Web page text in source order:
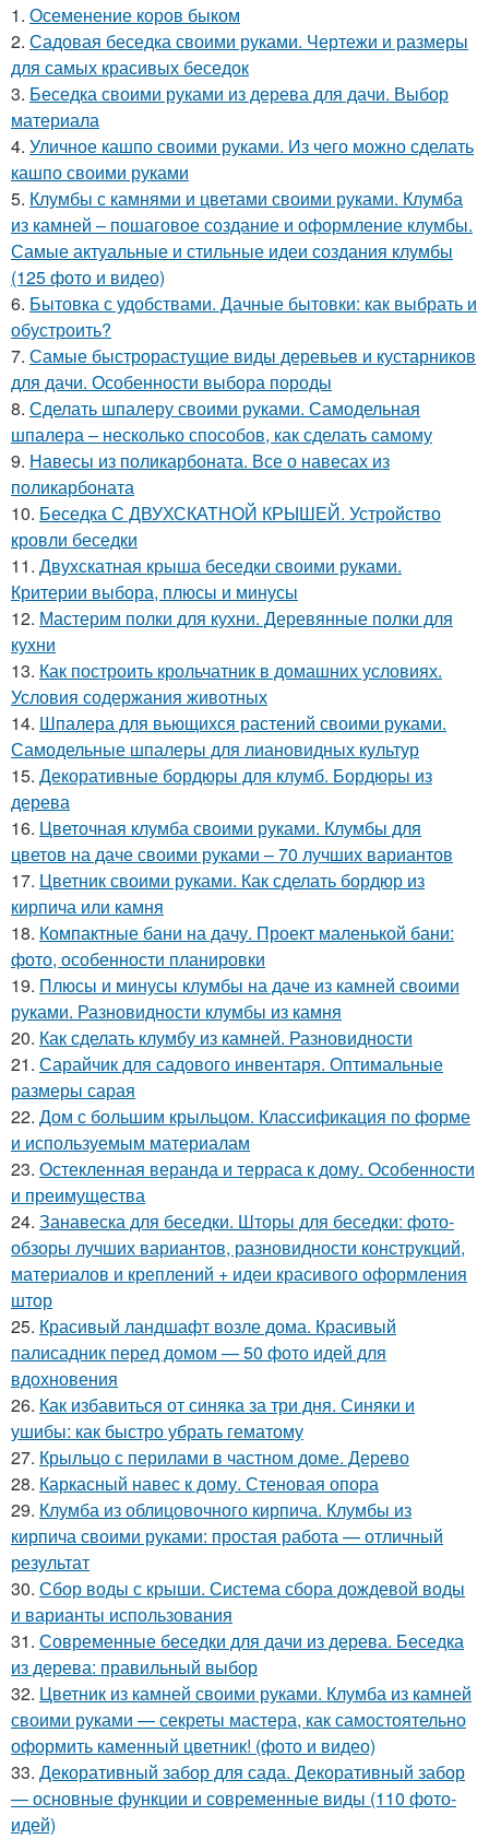
1. Осеменение коров быком
2. Садовая беседка своими руками. Чертежи и размеры
для самых красивых беседок
3. Беседка своими руками из дерева для дачи. Выбор
материала
4. Уличное кашпо своими руками. Из чего можно сделать
кашпо своими руками
5. Клумбы с камнями и цветами своими руками. Клумба
из камней – пошаговое создание и оформление клумбы.
Самые актуальные и стильные идеи создания клумбы
(125 фото и видео)
6. Бытовка с удобствами. Дачные бытовки: как выбрать и
обустроить?
7. Самые быстрорастущие виды деревьев и кустарников
для дачи. Особенности выбора породы
8. Сделать шпалеру своими руками. Самодельная
шпалера – несколько способов, как сделать самому
9. Навесы из поликарбоната. Все о навесах из
поликарбоната
10. Беседка С ДВУХСКАТНОЙ КРЫШЕЙ. Устройство
кровли беседки
11. Двухскатная крыша беседки своими руками.
Критерии выбора, плюсы и минусы
12. Мастерим полки для кухни. Деревянные полки для
кухни
13. Как построить крольчатник в домашних условиях.
Условия содержания животных
14. Шпалера для вьющихся растений своими руками.
Самодельные шпалеры для лиановидных культур
15. Декоративные бордюры для клумб. Бордюры из
дерева
16. Цветочная клумба своими руками. Клумбы для
цветов на даче своими руками – 70 лучших вариантов
17. Цветник своими руками. Как сделать бордюр из
кирпича или камня
18. Компактные бани на дачу. Проект маленькой бани:
фото, особенности планировки
19. Плюсы и минусы клумбы на даче из камней своими
руками. Разновидности клумбы из камня
20. Как сделать клумбу из камней. Разновидности
21. Сарайчик для садового инвентаря. Оптимальные
размеры сарая
22. Дом с большим крыльцом. Классификация по форме
и используемым материалам
23. Остекленная веранда и терраса к дому. Особенности
и преимущества
24. Занавеска для беседки. Шторы для беседки: фото-
обзоры лучших вариантов, разновидности конструкций,
материалов и креплений + идеи красивого оформления
штор
25. Красивый ландшафт возле дома. Красивый
палисадник перед домом — 50 фото идей для
вдохновения
26. Как избавиться от синяка за три дня. Синяки и
ушибы: как быстро убрать гематому
27. Крыльцо с перилами в частном доме. Дерево
28. Каркасный навес к дому. Стеновая опора
29. Клумба из облицовочного кирпича. Клумбы из
кирпича своими руками: простая работа — отличный
результат
30. Сбор воды с крыши. Система сбора дождевой воды
и варианты использования
31. Современные беседки для дачи из дерева. Беседка
из дерева: правильный выбор
32. Цветник из камней своими руками. Клумба из камней
своими руками — секреты мастера, как самостоятельно
оформить каменный цветник! (фото и видео)
33. Декоративный забор для сада. Декоративный забор
— основные функции и современные виды (110 фото-
идей)